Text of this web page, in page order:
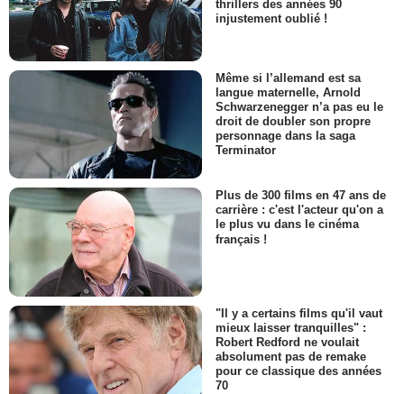
thrillers des années 90
injustement oublié !
Même si l’allemand est sa
langue maternelle, Arnold
Schwarzenegger n’a pas eu le
droit de doubler son propre
personnage dans la saga
Terminator
Plus de 300 films en 47 ans de
carrière : c'est l'acteur qu'on a
le plus vu dans le cinéma
français !
"Il y a certains films qu'il vaut
mieux laisser tranquilles" :
Robert Redford ne voulait
absolument pas de remake
pour ce classique des années
70